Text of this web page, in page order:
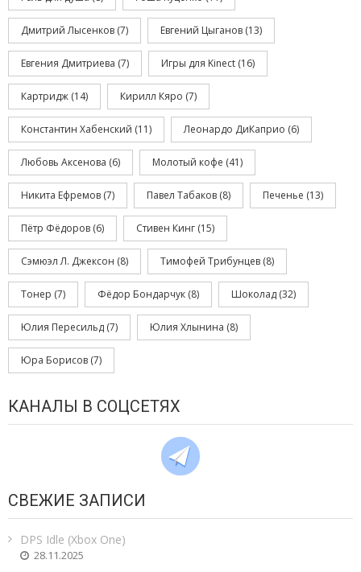
Дмитрий Лысенков (7) Евгений Цыганов (13)
Евгения Дмитриева (7) Игры для Kinect (16)
Картридж (14) Кирилл Кяро (7)
Константин Хабенский (11) Леонардо ДиКаприо (6)
Любовь Аксенова (6) Молотый кофе (41)
Никита Ефремов (7) Павел Табаков (8) Печенье (13)
Пётр Фёдоров (6) Стивен Кинг (15)
Сэмюэл Л. Джексон (8) Тимофей Трибунцев (8)
Тонер (7) Фёдор Бондарчук (8) Шоколад (32)
Юлия Пересильд (7) Юлия Хлынина (8)
Юра Борисов (7)
КАНАЛЫ В СОЦСЕТЯХ
СВЕЖИЕ ЗАПИСИ
DPS Idle (Xbox One)
28.11.2025